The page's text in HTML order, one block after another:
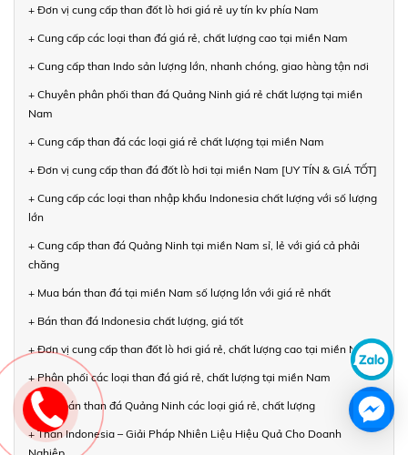
+ Đơn vị cung cấp than đốt lò hơi giá rẻ uy tín kv phía Nam
+ Cung cấp các loại than đá giá rẻ, chất lượng cao tại miền Nam
+ Cung cấp than Indo sản lượng lớn, nhanh chóng, giao hàng tận nơi
+ Chuyên phân phối than đá Quảng Ninh giá rẻ chất lượng tại miền
Nam
+ Cung cấp than đá các loại giá rẻ chất lượng tại miền Nam
+ Đơn vị cung cấp than đá đốt lò hơi tại miền Nam [UY TÍN & GIÁ TỐT]
+ Cung cấp các loại than nhập khẩu Indonesia chất lượng với số lượng
lớn
+ Cung cấp than đá Quảng Ninh tại miền Nam sỉ, lẻ với giá cả phải
chăng
+ Mua bán than đá tại miền Nam số lượng lớn với giá rẻ nhất
+ Bán than đá Indonesia chất lượng, giá tốt
+ Đơn vị cung cấp than đốt lò hơi giá rẻ, chất lượng cao tại miền Nam
+ Phân phối các loại than đá giá rẻ, chất lượng tại miền Nam
+ Mua bán than đá Quảng Ninh các loại giá rẻ, chất lượng
+ Than Indonesia – Giải Pháp Nhiên Liệu Hiệu Quả Cho Doanh